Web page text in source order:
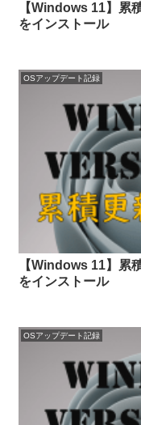
【Windows 11】累
をインストール
OSアップデート記録
【Windows 11】累
をインストール
OSアップデート記録